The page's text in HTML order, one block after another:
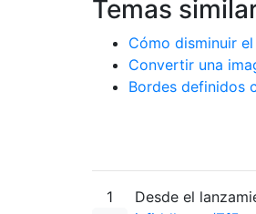
Temas
Cómo disminuir
Convertir una
Bordes definidos
1
Desde el